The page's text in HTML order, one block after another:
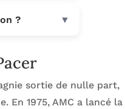
? ▼
sortie de nulle part,
En 1975, AMC a lancé la